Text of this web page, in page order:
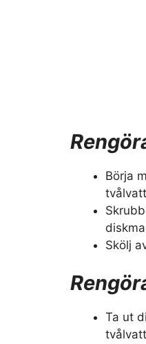
Börja
Skölj
Ta ut